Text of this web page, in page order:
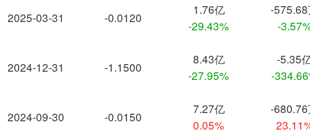
2025-03-31
2024-12-31
2024-09-30
-0.0120
1.76亿
-29.43%
-
-
-1.1500
8.43亿
-27.95%
-5.35
-
-0.0150
7.27亿
0.05%
-